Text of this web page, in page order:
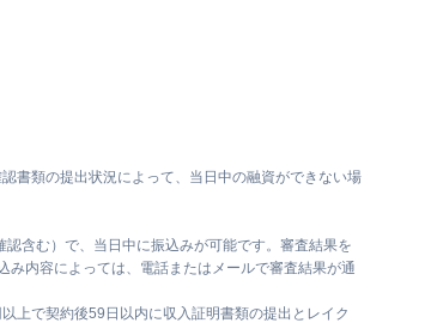
書類の提出状況によって、当日中の融資ができない場
含む）で、当日中に振込みが可能です。審査結果を
内容によっては、電話またはメールで審査結果が通
上で契約後59日以内に収入証明書類の提出とレイク